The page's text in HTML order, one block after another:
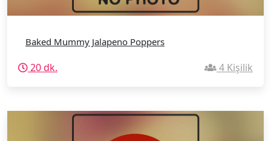
Baked Mummy Jalapeno Poppers
20 dk. 4 Kişilik